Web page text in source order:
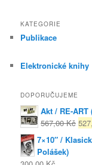
KATEGORIE
Publikace
Elektronické knihy
DOPORUČUJEME
Akt / RE-
567,00 Kč
7×10″ /
Polášek)